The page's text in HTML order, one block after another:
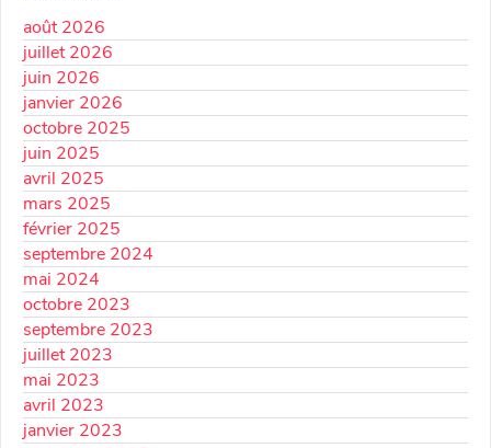
août 2026
juillet 2026
juin 2026
janvier 2026
octobre 2025
juin 2025
avril 2025
mars 2025
février 2025
septembre 2024
mai 2024
octobre 2023
septembre 2023
juillet 2023
mai 2023
avril 2023
janvier 2023